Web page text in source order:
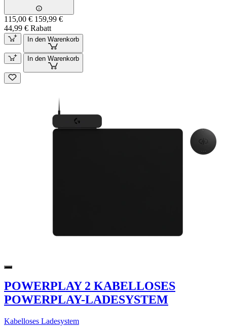
115,00 € 159,99 €
44,99 € Rabatt
In den Warenkorb
In den Warenkorb
POWERPLAY 2 KABELLOSES
POWERPLAY-LADESYSTEM
Kabelloses Ladesystem